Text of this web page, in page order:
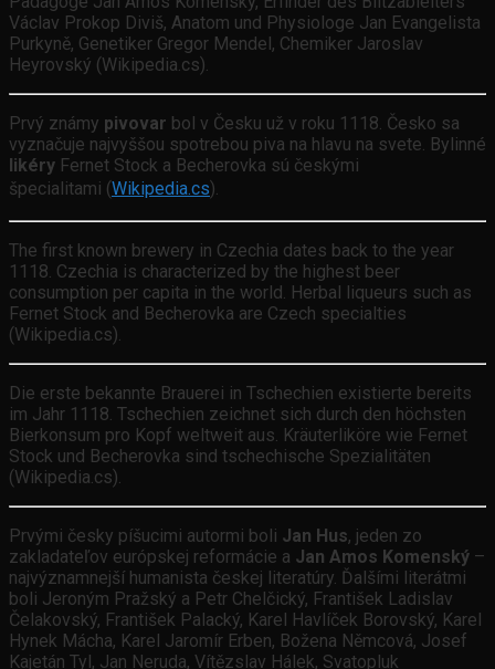
Václav Prokop Diviš, Anatom und Physiologe Jan Evangelista
Purkyně, Genetiker Gregor Mendel, Chemiker Jaroslav
Heyrovský (Wikipedia.cs).
Prvý známy pivovar bol v Česku už v roku 1118. Česko sa
vyznačuje najvyššou spotrebou piva na hlavu na svete. Bylinné
likéry Fernet Stock a Becherovka sú českými
špecialitami (Wikipedia.cs).
The first known brewery in Czechia dates back to the year
1118. Czechia is characterized by the highest beer
consumption per capita in the world. Herbal liqueurs such as
Fernet Stock and Becherovka are Czech specialties
(Wikipedia.cs).
Die erste bekannte Brauerei in Tschechien existierte bereits
im Jahr 1118. Tschechien zeichnet sich durch den höchsten
Bierkonsum pro Kopf weltweit aus. Kräuterliköre wie Fernet
Stock und Becherovka sind tschechische Spezialitäten
(Wikipedia.cs).
Prvými česky píšucimi autormi boli Jan Hus, jeden zo
zakladateľov európskej reformácie a Jan Amos Komenský –
najvýznamnejší humanista českej literatúry. Ďalšími literátmi
boli Jeroným Pražský a Petr Chelčický, František Ladislav
Čelakovský, František Palacký, Karel Havlíček Borovský, Karel
Hynek Mácha, Karel Jaromír Erben, Božena Němcová, Josef
Kajetán Tyl, Jan Neruda, Vítězslav Hálek, Svatopluk